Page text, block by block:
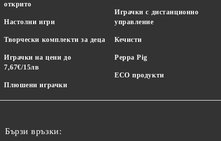
открито
Настолни игри
Творчески комплекти за деца
Играчки на цени до
7,67€/15лв
Плюшени играчки
Играчки с дистанционно
управление
Кечисти
Peppa Pig
ECO продукти
Бързи връзки: